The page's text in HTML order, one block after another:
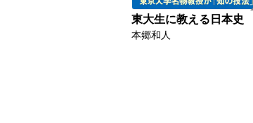
東大生に教える日本史
本郷和人